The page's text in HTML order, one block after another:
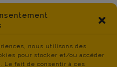
nous utilisons des
pour stocker et/ou accéder
Le fait de consentir à ces